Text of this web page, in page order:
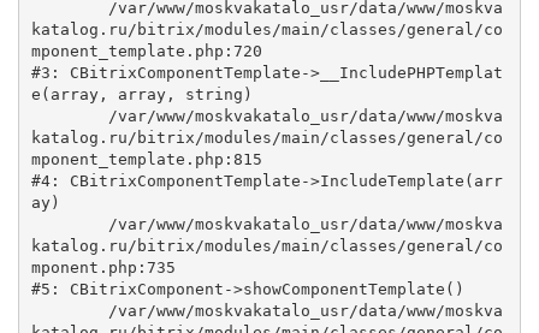
katalog.ru/bitrix/modules/main/classes/general/co
mponent_template.php:720
#3: CBitrixComponentTemplate->__IncludePHPTemplat
e(array, array, string)
katalog.ru/bitrix/modules/main/classes/general/co
mponent_template.php:815
#4: CBitrixComponentTemplate->IncludeTemplate(arr
ay)
katalog.ru/bitrix/modules/main/classes/general/co
mponent.php:735
#5: CBitrixComponent->showComponentTemplate()